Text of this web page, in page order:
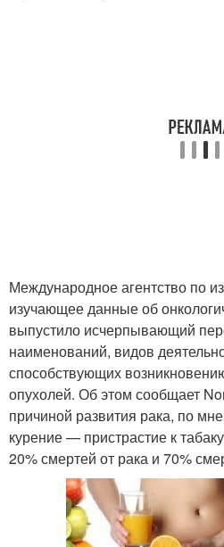
Международное агентство по
изучающее данные об
выпустило исчерпывающий
наименований, видов
способствующих
опухолей. Об этом сообщает
причиной развития рака, по
курение — пристрастие к
20% смертей от рака и 70%